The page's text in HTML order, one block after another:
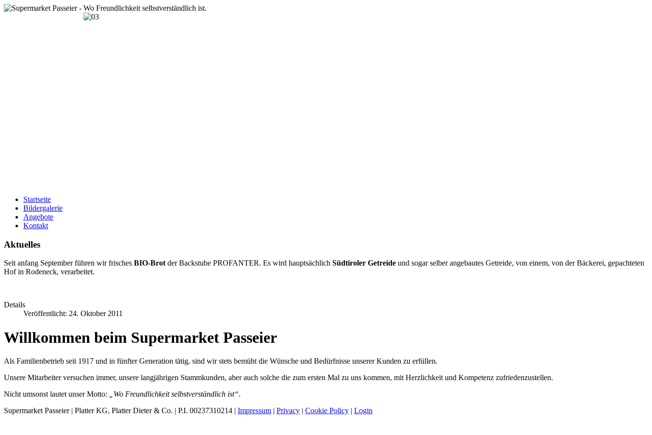
Startseite
Bildergalerie
Angebote
Kontakt
Aktuelles
Seit anfang September führen wir frisches BIO-Brotder Backstube PROFANTER. Es wird hauptsächlich Südtiroler Getreide und sogar selber angebautes Getreide, von einem, von der Bäckerei, gepachteten
Hof in Rodeneck, verarbeitet.
Details
Veröffentlicht: 24. Oktober 2011
Willkommen beim Supermarket Passeier
Als Familienbetrieb seit 1917 und in fünfter Generation tätig, sind wir stets bemüht die Wünsche und Bedürfnisse unserer Kunden zu erfüllen.
Unsere Mitarbeiter versuchen immer, unsere langjährigen Stammkunden, aber auch solche die zum ersten Mal zu uns kommen, mit Herzlichkeit und Kompetenz zufriedenzustellen.
Nicht umsonst lautet unser Motto:
„Wo Freundlichkeit selbstverständlich ist“.
Supermarket Passeier | Platter KG, Platter Dieter & Co. | P.I. 00237310214 | Impressum | Privacy | Cookie Policy | Login